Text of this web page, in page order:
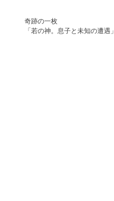
奇跡の一枚
「若の神。息子と未知の遭遇」